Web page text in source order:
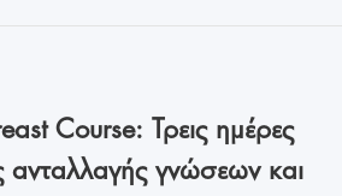
Course: Τρεις ημέρες
ανταλλαγής γνώσεων και